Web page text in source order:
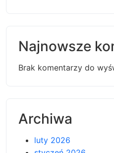
Najnowsze
Brak komentarzy do
Archiwa
luty 2026